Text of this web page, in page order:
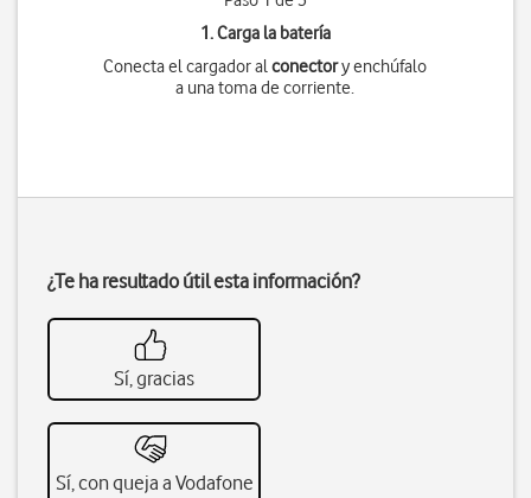
1. Carga la batería
Conecta el cargador alconectory enchúfalo
a una toma de corriente.
¿Te ha resultado útil esta información?
Sí, gracias
Sí, con queja a Vodafone